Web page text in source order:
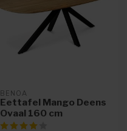
BENOA
Eettafel Mango Deens
Ovaal 160 cm